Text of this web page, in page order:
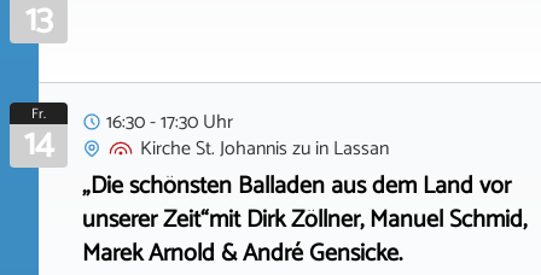
13
Fr.
14
16:30 - 17:30 Uhr
Kirche St. Johannis zuinLassan
„Die schönsten Balladen aus dem Land vor
unserer Zeit“mit Dirk Zöllner, Manuel Schmid,
Marek Arnold & André Gensicke.